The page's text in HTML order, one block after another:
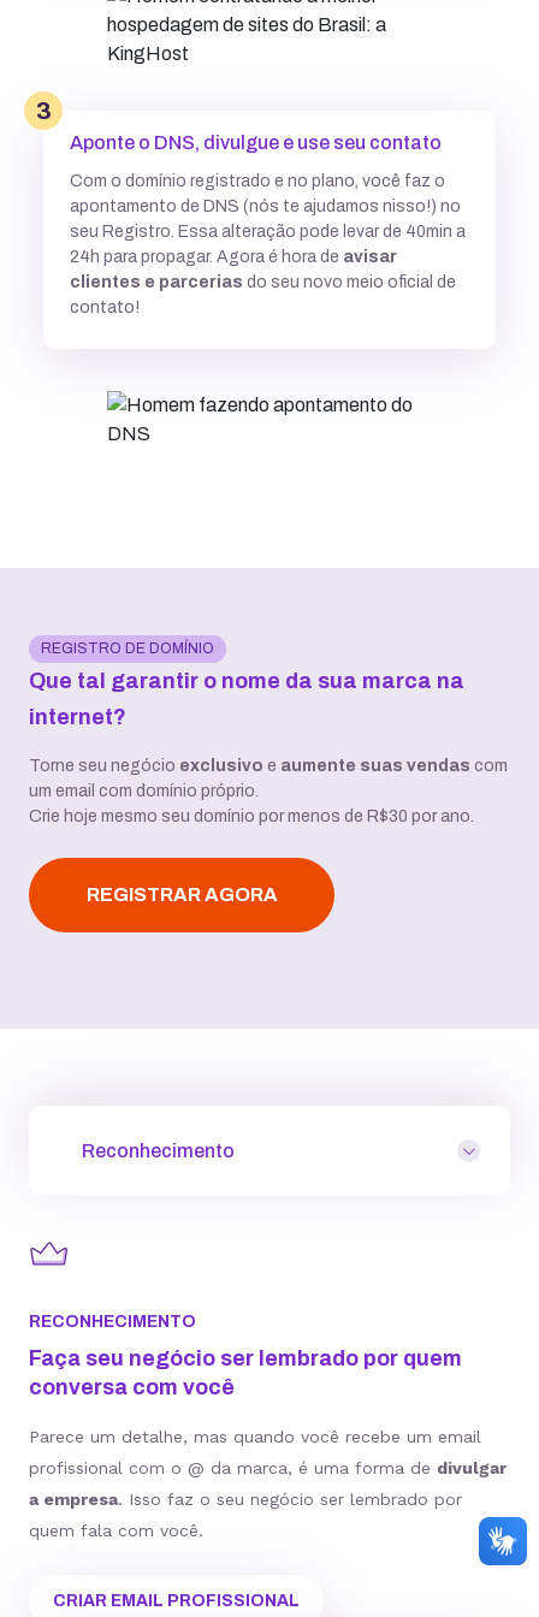
3
Aponte o DNS, divulgue e use seu contato
Com o domínio registrado e no plano, você faz o
apontamento de DNS (nós te ajudamos nisso!) no
seu Registro. Essa alteração pode levar de 40min a
24h para propagar. Agora é hora de avisar
clientes e parcerias do seu novo meio oficial de
contato!
REGISTRO DE DOMÍNIO
Que tal garantir o nome da sua marca na
internet?
Torne seu negócio exclusivo e aumente suas vendas com
um email com domínio próprio.
Crie hoje mesmo seu domínio por menos de R$30 por ano.
REGISTRAR AGORA
Reconhecimento
RECONHECIMENTO
Faça seu negócio ser lembrado por quem
conversa com você
Parece um detalhe, mas quando você recebe um email
profissional com o @ da marca, é uma forma de divulgar
a empresa. Isso faz o seu negócio ser lembrado por
quem fala com você.
CRIAR EMAIL PROFISSIONAL